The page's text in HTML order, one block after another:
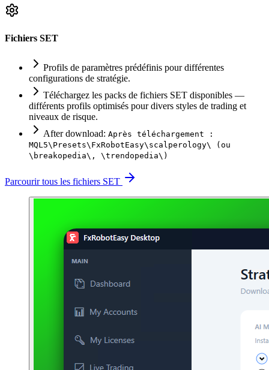
Fichiers SET
Profils de paramètres prédéfinis pour différentes
configurations de stratégie.
Téléchargez les packs de fichiers SET disponibles —
différents profils optimisés pour divers styles de trading et
niveaux de risque.
After download: Après téléchargement :
MQL5\Presets\FxRobotEasy\scalperology\ (ou
\breakopedia\, \trendopedia\)
Parcourir tous les fichiers SET